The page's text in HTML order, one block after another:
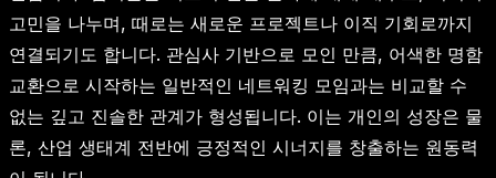
고민을 나누며, 때로는 새로운 프로젝트나 이직 기회로까지
연결되기도 합니다. 관심사 기반으로 모인 만큼, 어색한 명함
교환으로 시작하는 일반적인 네트워킹 모임과는 비교할 수
없는 깊고 진솔한 관계가 형성됩니다. 이는 개인의 성장은 물
론, 산업 생태계 전반에 긍정적인 시너지를 창출하는 원동력